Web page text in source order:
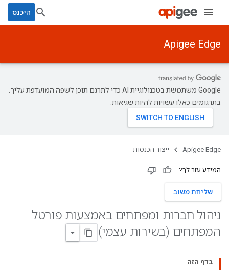
היכנס
Apigee Edge
‫Google משתמשת בטכנולוגיית AI כדי לתרגם תוכן לשפה המועדפת עליך.
בתרגומים כאלו עשויות להיות שגיאות.
Apigee Edge ייצור הכנסות
המידע עזר לך?
שליחת משוב
ניהול חברות ומפתחים באמצעות פורטל
המפתחים (בשירות עצמי)
בדף הזה